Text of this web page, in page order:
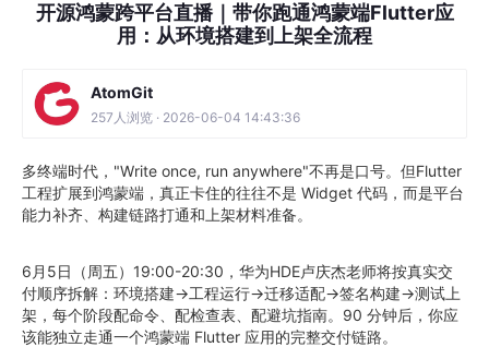
开源鸿蒙跨平台直播｜带你跑通鸿蒙端Flutter应
用：从环境搭建到上架全流程
AtomGit
257人浏览 · 2026-06-04 14:43:36
多终端时代，"Write once, run anywhere"不再是口号。但Flutter
工程扩展到鸿蒙端，真正卡住的往往不是 Widget 代码，而是平台
能力补齐、构建链路打通和上架材料准备。
6月5日（周五）19:00-20:30，华为HDE卢庆杰老师将按真实交
付顺序拆解：环境搭建→工程运行→迁移适配→签名构建→测试上
架，每个阶段配命令、配检查表、配避坑指南。90 分钟后，你应
该能独立走通一个鸿蒙端 Flutter 应用的完整交付链路。